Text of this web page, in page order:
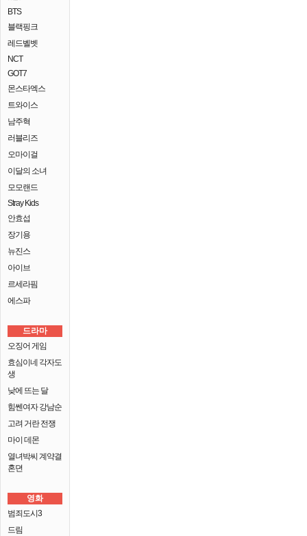
BTS
블랙핑크
레드벨벳
NCT
GOT7
몬스타엑스
트와이스
남주혁
러블리즈
오마이걸
이달의 소녀
모모랜드
Stray Kids
안효섭
장기용
뉴진스
아이브
르세라핌
에스파
드라마
오징어 게임
효심이네 각자도
생
낮에 뜨는 달
힘쎈여자 강남순
고려 거란 전쟁
마이 데몬
열녀박씨 계약결
혼뎐
영화
범죄도시3
드림